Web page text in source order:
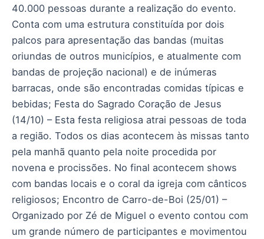
40.000 pessoas durante a realização do evento.
Conta com uma estrutura constituída por dois
palcos para apresentação das bandas (muitas
oriundas de outros municípios, e atualmente com
bandas de projeção nacional) e de inúmeras
barracas, onde são encontradas comidas típicas e
bebidas; Festa do Sagrado Coração de Jesus
(14/10) – Esta festa religiosa atrai pessoas de toda
a região. Todos os dias acontecem às missas tanto
pela manhã quanto pela noite procedida por
novena e procissões. No final acontecem shows
com bandas locais e o coral da igreja com cânticos
religiosos; Encontro de Carro-de-Boi (25/01) –
Organizado por Zé de Miguel o evento contou com
um grande número de participantes e movimentou